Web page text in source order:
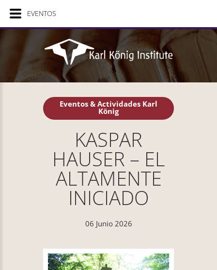
Eventos & Actividades Karl
König
KASPAR
HAUSER – EL
ALTAMENTE
INICIADO
06 Junio 2026
EVENTOS